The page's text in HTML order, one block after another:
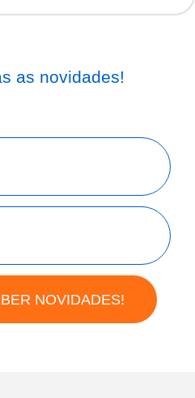
as novidades!
NOVIDADES!